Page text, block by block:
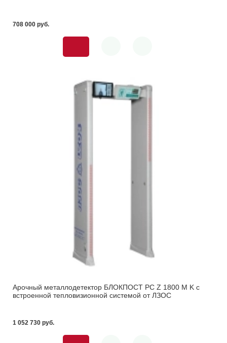
708 000 pуб.
Арочный металлодетектор БЛОКПОСТ PC Z 1800 M K с
встроенной тепловизионной системой от ЛЗОС
1 052 730 pуб.